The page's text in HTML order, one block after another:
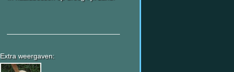
Extra weergaven: